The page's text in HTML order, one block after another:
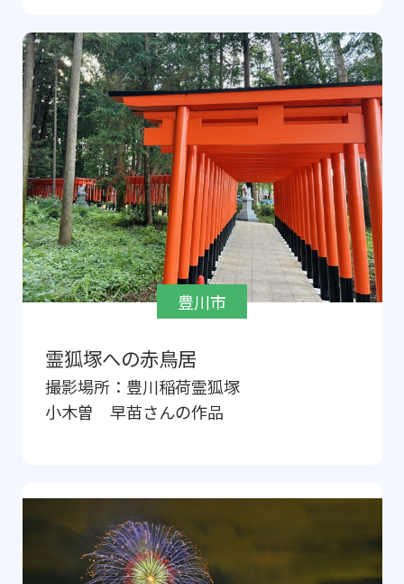
豊川市
霊狐塚への赤鳥居
撮影場所： 豊川稲荷霊狐塚
小木曽 早苗さんの作品